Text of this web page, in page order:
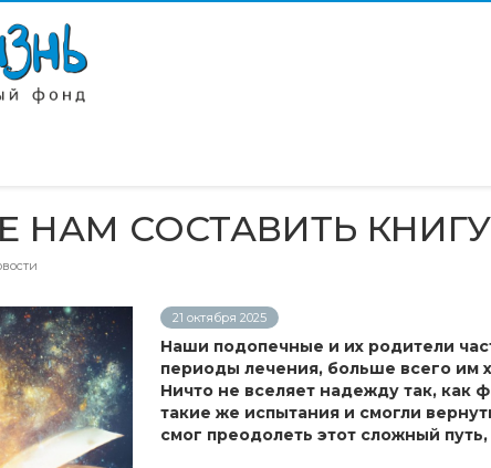
НАМ СОСТАВИТЬ
21 октября 2025
Наши подопечные и их родители
периоды лечения, больше всего им
Ничто не вселяет надежду так, как
такие же испытания и смогли
смог преодолеть этот сложный